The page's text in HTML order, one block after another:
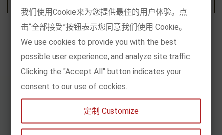
我们使用Cookie来为您提供最佳的用户体验。点
击“全部接受”按钮表示您同意我们使用 Cookie。
We use cookies to provide you with the best
possible user experience, and analyze site traffic.
Clicking the "Accept All" button indicates your
consent to our use of cookies.
定制 Customize